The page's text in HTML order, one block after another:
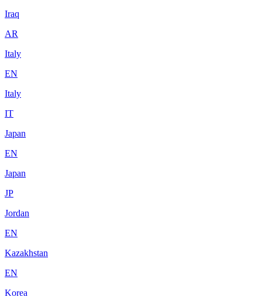
Iraq
AR
Italy
EN
Italy
IT
Japan
EN
Japan
JP
Jordan
EN
Kazakhstan
EN
Korea